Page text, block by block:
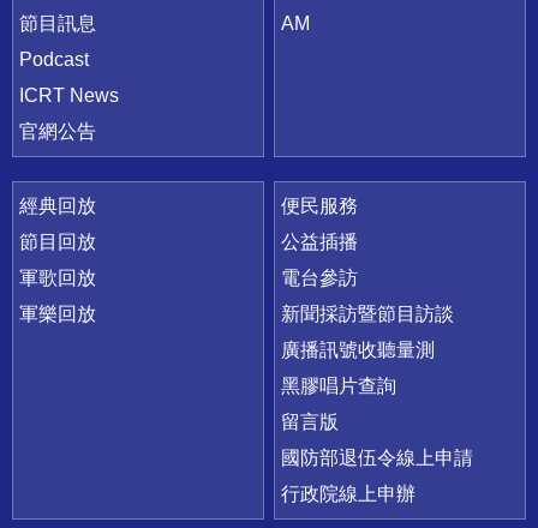
節目訊息
Podcast
ICRT News
官網公告
AM
經典回放
節目回放
軍歌回放
軍樂回放
便民服務
公益插播
電台參訪
新聞採訪暨節目訪談
廣播訊號收聽量測
黑膠唱片查詢
留言版
國防部退伍令線上申請
行政院線上申辦